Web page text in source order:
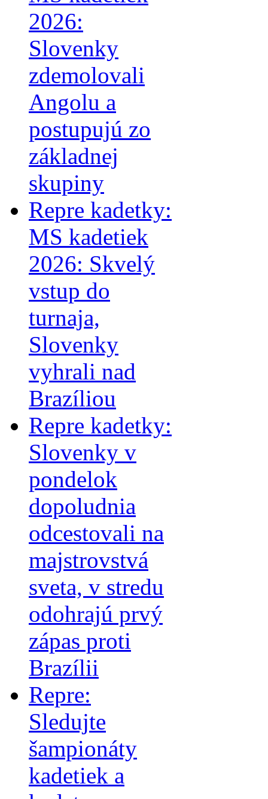
2026:
Slovenky
zdemolovali
Angolu a
postupujú zo
základnej
skupiny
Repre kadetky:
MS kadetiek
2026: Skvelý
vstup do
turnaja,
Slovenky
vyhrali nad
Brazíliou
Repre kadetky:
Slovenky v
pondelok
dopoludnia
odcestovali na
majstrovstvá
sveta, v stredu
odohrajú prvý
zápas proti
Brazílii
Repre:
Sledujte
šampionáty
kadetiek a